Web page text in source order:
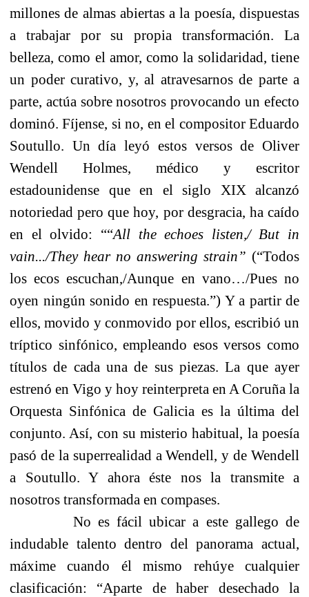
millones de almas abiertas a la poesía, dispuestas
a trabajar por su propia transformación. La
belleza, como el amor, como la solidaridad, tiene
un poder curativo, y, al atravesarnos de parte a
parte, actúa sobre nosotros provocando un efecto
dominó. Fíjense, si no, en el compositor Eduardo
Soutullo. Un día leyó estos versos de Oliver
Wendell Holmes, médico y escritor
estadounidense que en el siglo XIX alcanzó
notoriedad pero que hoy, por desgracia, ha caído
en el olvido: ““All the echoes listen,/ But in
vain.../They hear no answering strain” (“Todos
los ecos escuchan,/Aunque en vano…/Pues no
oyen ningún sonido en respuesta.”) Y a partir de
ellos, movido y conmovido por ellos, escribió un
tríptico sinfónico, empleando esos versos como
títulos de cada una de sus piezas. La que ayer
estrenó en Vigo y hoy reinterpreta en A Coruña la
Orquesta Sinfónica de Galicia es la última del
conjunto. Así, con su misterio habitual, la poesía
pasó de la superrealidad a Wendell, y de Wendell
a Soutullo. Y ahora éste nos la transmite a
nosotros transformada en compases.
No es fácil ubicar a este gallego de
indudable talento dentro del panorama actual,
máxime cuando él mismo rehúye cualquier
clasificación: “Aparte de haber desechado la